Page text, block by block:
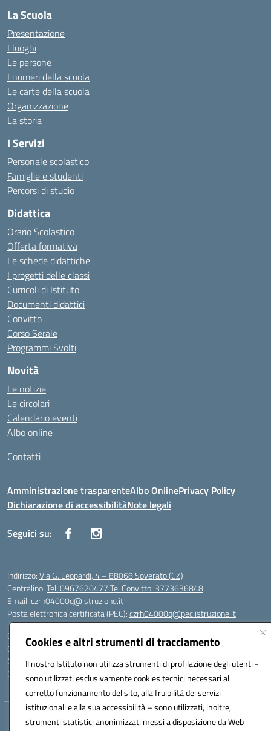
Cookies e altri strumenti di tracciamento
Il nostro Istituto non utilizza strumenti di profilazione degli utenti -
sono utilizzati esclusivamente cookies tecnici necessari al
corretto funzionamento del sito, alla fruibilità dei servizi
istituzionali e alla sua accessibilità – sono utilizzati, inoltre,
strumenti statistici anonimizzati messi a disposizione da Web
La Scuola
Presentazione
I luoghi
Le persone
I numeri della scuola
Le carte della scuola
Organizzazione
La storia
I Servizi
Personale scolastico
Famiglie e studenti
Percorsi di studio
Didattica
Orario Scolastico
Offerta formativa
Le schede didattiche
I progetti delle classi
Curricoli di Istituto
Documenti didattici
Convitto
Corso Serale
Programmi Svolti
Novità
Le notizie
Le circolari
Calendario eventi
Albo online
Contatti
Amministrazione trasparenteAlbo OnlinePrivacy Policy
Dichiarazione di accessibilitàNote legali
Seguici su:
Indirizzo:Via G. Leopardi, 4 – 88068 Soverato (CZ)
Centralino:Tel: 0967620477 Tel Convitto: 3773636848
Email:czrh04000q@istruzione.it
Posta elettronica certificata (PEC):czrh04000q@pec.istruzione.it
Codice fiscale: 84000690796
Codice meccanografico:CZRH04000Q
Codice Indice delle Pubbliche Amministrazioni (IPA): istsc_czrh04000q
Codice unico di fatturazione (CUF): UF9M13
Hosting & Powered by 3D Solution S.r.l.